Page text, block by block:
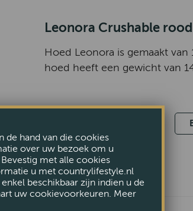
Leonora Crushable
Hoed Leonora is gemaakt
hoed heeft een gewicht van
de hand van die cookies
over uw bezoek om u
met alle cookies
u met countrylifestyle.nl
beschikbaar zijn indien u de
uw cookievoorkeuren. Meer